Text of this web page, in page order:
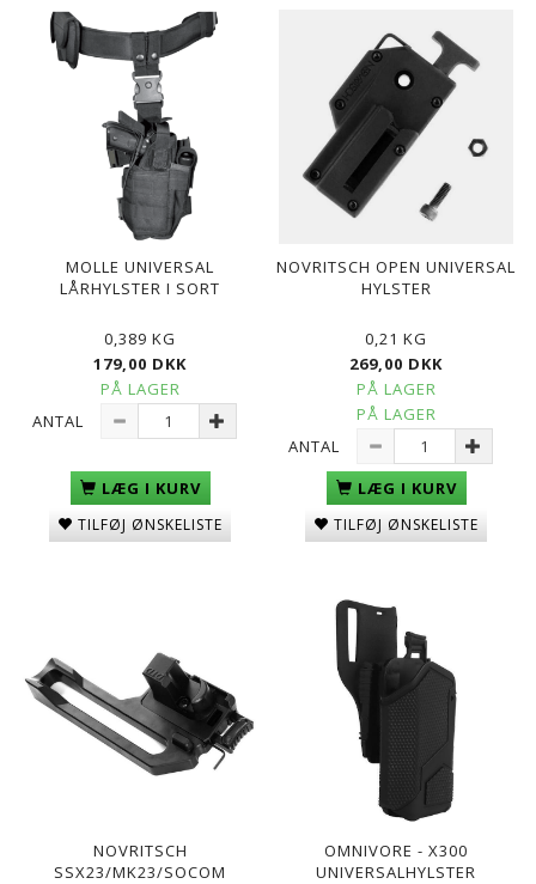
MOLLE UNIVERSAL
LÅRHYLSTER I SORT
0,389 KG
179,00 DKK
PÅ LAGER
ANTAL
LÆG I KURV
TILFØJ ØNSKELISTE
NOVRITSCH OPEN UNIVERSAL
HYLSTER
0,21 KG
269,00 DKK
PÅ LAGER
PÅ LAGER
ANTAL
LÆG I KURV
TILFØJ ØNSKELISTE
NOVRITSCH
SSX23/MK23/SOCOM
OMNIVORE - X300
UNIVERSALHYLSTER